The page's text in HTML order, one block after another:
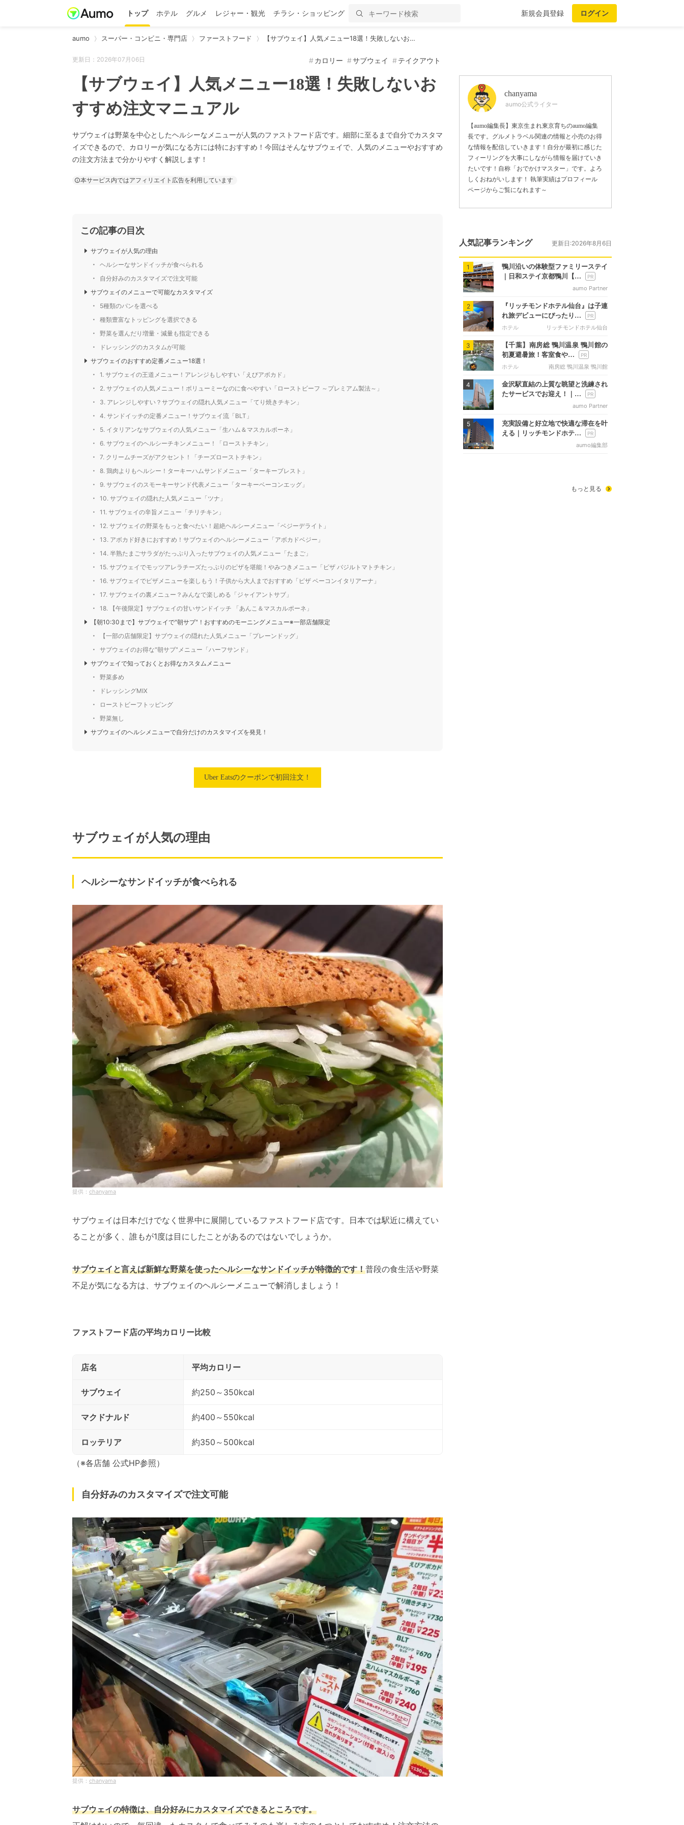
トップ ホテル グルメ レジャー・観光 チラシ・ショッピング 新規会員登録 ログイン
aumo スーパー・コンビニ・専門店 ファーストフード 【サブウェイ】人気メニュー18選！失敗しないお…
更新日：2026年07月06日 カロリー サブウェイ テイクアウト
【サブウェイ】人気メニュー18選！失敗しないお
すすめ注文マニュアル
サブウェイは野菜を中心としたヘルシーなメニューが人気のファストフード店です。細部に至るまで自分でカスタマ
イズできるので、カロリーが気になる方には特におすすめ！今回はそんなサブウェイで、人気のメニューやおすすめ
の注文方法まで分かりやすく解説します！
本サービス内ではアフィリエイト広告を利用しています
この記事の目次
サブウェイが人気の理由
ヘルシーなサンドイッチが食べられる
自分好みのカスタマイズで注文可能
サブウェイのメニューで可能なカスタマイズ
5種類のパンを選べる
種類豊富なトッピングを選択できる
野菜を選んだり増量・減量も指定できる
ドレッシングのカスタムが可能
サブウェイのおすすめ定番メニュー18選！
1. サブウェイの王道メニュー！アレンジもしやすい「えびアボカド」
2. サブウェイの人気メニュー！ボリューミーなのに食べやすい「ローストビーフ ～プレミアム製法～」
3. アレンジしやすい？サブウェイの隠れ人気メニュー「てり焼きチキン」
4. サンドイッチの定番メニュー！サブウェイ流「BLT」
5. イタリアンなサブウェイの人気メニュー「生ハム＆マスカルポーネ」
6. サブウェイのヘルシーチキンメニュー！「ローストチキン」
7. クリームチーズがアクセント！「チーズローストチキン」
8. 鶏肉よりもヘルシー！ターキーハムサンドメニュー「ターキーブレスト」
9. サブウェイのスモーキーサンド代表メニュー「ターキーベーコンエッグ」
10. サブウェイの隠れた人気メニュー「ツナ」
11. サブウェイの辛旨メニュー「チリチキン」
12. サブウェイの野菜をもっと食べたい！超絶ヘルシーメニュー「ベジーデライト」
13. アボカド好きにおすすめ！サブウェイのヘルシーメニュー「アボカドベジー」
14. 半熟たまごサラダがたっぷり入ったサブウェイの人気メニュー「たまご」
15. サブウェイでモッツアレラチーズたっぷりのピザを堪能！やみつきメニュー「ピザ バジルトマトチキン」
16. サブウェイでピザメニューを楽しもう！子供から大人までおすすめ「ピザ ベーコンイタリアーナ」
17. サブウェイの裏メニュー？みんなで楽しめる「ジャイアントサブ」
18. 【午後限定】サブウェイの甘いサンドイッチ 「あんこ＆マスカルポーネ」
【朝10:30まで】サブウェイで"朝サブ"！おすすめのモーニングメニュー※一部店舗限定
【一部の店舗限定】サブウェイの隠れた人気メニュー「プレーンドッグ」
サブウェイのお得な"朝サブ"メニュー「ハーフサンド」
サブウェイで知っておくとお得なカスタムメニュー
野菜多め
ドレッシングMIX
ローストビーフトッピング
野菜無し
サブウェイのヘルシメニューで自分だけのカスタマイズを発見！
Uber Eatsのクーポンで初回注文！
サブウェイが人気の理由
ヘルシーなサンドイッチが食べられる
chanyama
サブウェイは日本だけでなく世界中に展開しているファストフード店です。日本では駅近に構えてい
ることが多く、誰もが1度は目にしたことがあるのではないでしょうか。
サブウェイと言えば新鮮な野菜を使ったヘルシーなサンドイッチが特徴的です！普段の食生活や野菜
不足が気になる方は、サブウェイのヘルシーメニューで解消しましょう！
ファストフード店の平均カロリー比較
店名 平均カロリー
サブウェイ 約250～350kcal
マクドナルド 約400～550kcal
ロッテリア 約350～500kcal
（※各店舗 公式HP参照）
自分好みのカスタマイズで注文可能
chanyama
サブウェイの特徴は、自分好みにカスタマイズできるところです。
chanyama
aumo公式ライター
【aumo編集長】東京生まれ東京育ちのaumo編集
長です。グルメトラベル関連の情報と小売のお得
な情報を配信していきます！自分が最初に感じた
フィーリングを大事にしながら情報を届けていき
たいです！自称「おでかけマスター」です。よろ
しくおねがいします！ 執筆実績はプロフィール
ページからご覧になれます～
人気記事ランキング 更新日:2026年8月6日
1
鴨川沿いの体験型ファミリーステイ
｜日和ステイ京都鴨川【…
aumo Partner
2
『リッチモンドホテル仙台』は子連
れ旅デビューにぴったり…
ホテル リッチモンドホテル仙台
3
【千葉】南房総 鴨川温泉 鴨川館の
初夏避暑旅！客室食や…
ホテル 南房総 鴨川温泉 鴨川館
4
金沢駅直結の上質な眺望と洗練され
たサービスでお迎え！｜…
aumo Partner
5
充実設備と好立地で快適な滞在を叶
える｜リッチモンドホテ…
aumo編集部
もっと見る